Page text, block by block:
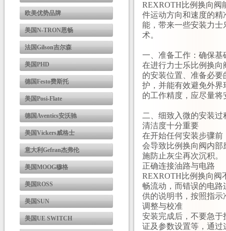
欧美优势品牌
美国N-TRON恩畅
法国Gilson吉尔森
美国PHD
德国Festo费斯托
美国Posi-Flate
德国Aventics安沃驰
美国Vickers威格士
意大利Gefran杰弗伦
美国MOOG穆格
美国ROSS
美国SUN
美国UE SWITCH
REXROTH比例换向阀
件运动方向和速度的
能，带来一些安装力
术。
一、准备工作：确保基
在进行力士乐比例换
的安装位置、准备必
护，并能有效避免外
的工作精度，应尽量
二、细致入微的安装过
清洁度十分重要
在开始任何安装步骤
会导致比例换向阀内
施防止灰尘再次沉积。
正确连接油路与电路
REXROTH比例换向阀
畅流动，而错误的电
供的说明书，按照指
调整与校准
安装完成后，不要急
证及参数设置等，通